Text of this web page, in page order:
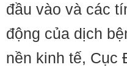
đầu vào và các
động của dịch
nền kinh tế,